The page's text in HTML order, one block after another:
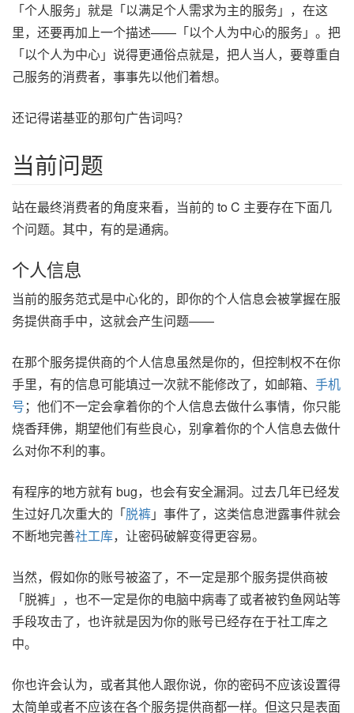
「个人服务」就是「以满足个人需求为主的服务」，在这
里，还要再加上一个描述——「以个人为中心的服务」。把
「以个人为中心」说得更通俗点就是，把人当人，要尊重自
己服务的消费者，事事先以他们着想。
还记得诺基亚的那句广告词吗？
当前问题
站在最终消费者的角度来看，当前的 to C 主要存在下面几
个问题。其中，有的是通病。
个人信息
当前的服务范式是中心化的，即你的个人信息会被掌握在服
务提供商手中，这就会产生问题——
在那个服务提供商的个人信息虽然是你的，但控制权不在你
手里，有的信息可能填过一次就不能修改了，如邮箱、 手机
号；他们不一定会拿着你的个人信息去做什么事情，你只能
烧香拜佛，期望他们有些良心，别拿着你的个人信息去做什
么对你不利的事。
有程序的地方就有 bug，也会有安全漏洞。过去几年已经发
生过好几次重大的「脱裤」事件了，这类信息泄露事件就会
不断地完善社工库，让密码破解变得更容易。
当然，假如你的账号被盗了，不一定是那个服务提供商被
「脱裤」，也不一定是你的电脑中病毒了或者被钓鱼网站等
手段攻击了，也许就是因为你的账号已经存在于社工库之
中。
你也许会认为，或者其他人跟你说，你的密码不应该设置得
太简单或者不应该在各个服务提供商都一样。但这只是表面